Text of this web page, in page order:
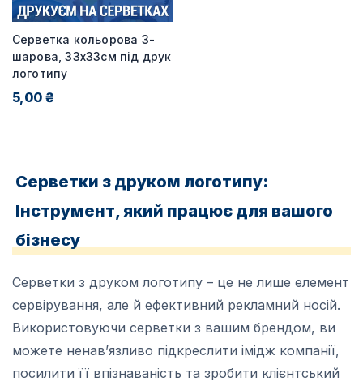
Серветка кольорова 3-
шарова, 33х33см під друк
логотипу
5,00 ₴
Серветки з друком логотипу:
Інструмент, який працює для вашого
бізнесу
Серветки з друком логотипу – це не лише елемент
сервірування, але й ефективний рекламний носій.
Використовуючи серветки з вашим брендом, ви
можете ненав’язливо підкреслити імідж компанії,
посилити її впізнаваність та зробити клієнтський